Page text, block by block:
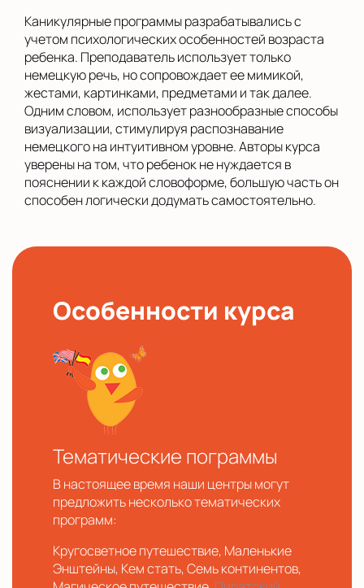
Каникулярные программы разрабатывались с
учетом психологических особенностей возраста
ребенка. Преподаватель использует только
немецкую речь, но сопровождает ее мимикой,
жестами, картинками, предметами и так далее.
Одним словом, использует разнообразные способы
визуализации, стимулируя распознавание
немецкого на интуитивном уровне. Авторы курса
уверены на том, что ребенок не нуждается в
пояснении к каждой словоформе, большую часть он
способен логически додумать самостоятельно.
Особенности курса
Тематические пограммы
В настоящее время наши центры могут
предложить несколько тематических
программ:
Кругосветное путешествие, Маленькие
Энштейны, Кем стать, Семь континентов,